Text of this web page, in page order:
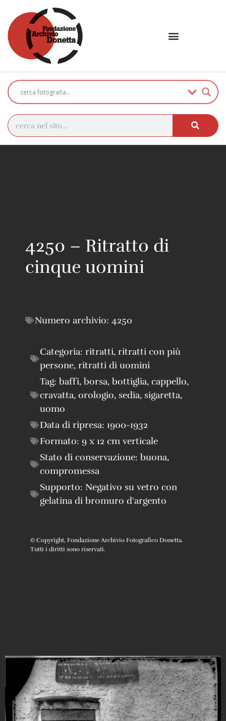
4250 – Ritratto di
cinque uomini
Numero archivio: 4250
Categoria: ritratti, ritratti con più
persone, ritratti di uomini
Tag: baffi, borsa, bottiglia, cappello,
cravatta, orologio, sedia, sigaretta,
uomo
Data di ripresa: 1900-1932
Formato: 9 x 12 cm verticale
Stato di conservazione: buona,
compromessa
Supporto: Negativo su vetro con
gelatina di bromuro d'argento
© Copyright, Fondazione Archivio Fotografico Donetta.
Tutti i diritti sono riservati.